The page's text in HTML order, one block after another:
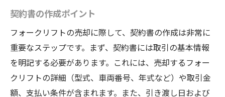
契約書の作成ポイント
フォークリフトの売却に際して、契約書の作成は非常に
重要なステップです。まず、契約書には取引の基本情報
を明記する必要があります。これには、売却するフォー
クリフトの詳細（型式、車両番号、年式など）や取引金
額、支払い条件が含まれます。また、引き渡し日および